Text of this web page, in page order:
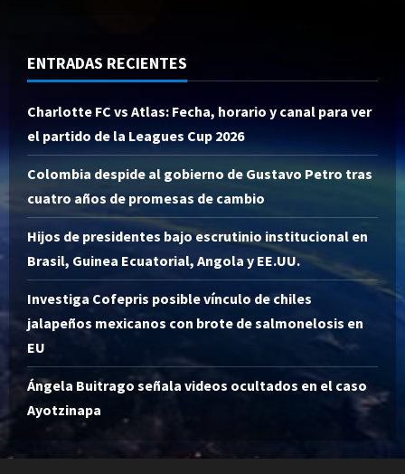
ENTRADAS RECIENTES
Charlotte FC vs Atlas: Fecha, horario y canal para ver
el partido de la Leagues Cup 2026
Colombia despide al gobierno de Gustavo Petro tras
cuatro años de promesas de cambio
Hijos de presidentes bajo escrutinio institucional en
Brasil, Guinea Ecuatorial, Angola y EE.UU.
Investiga Cofepris posible vínculo de chiles
jalapeños mexicanos con brote de salmonelosis en
EU
Ángela Buitrago señala videos ocultados en el caso
Ayotzinapa